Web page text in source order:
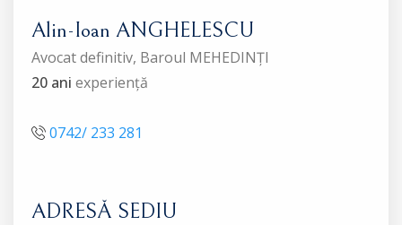
Alin-Ioan ANGHELESCU
Avocat definitiv, Baroul MEHEDINȚI
20 ani experiență
0742/ 233 281
ADRESĂ SEDIU